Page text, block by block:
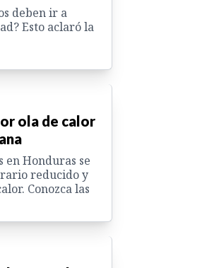
deben ir a
Esto aclaró la
ola de calor
en Honduras se
reducido y
Conozca las